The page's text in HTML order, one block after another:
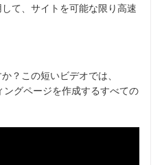
て、サイトを可能な限り高速
？この短いビデオでは、
グページを作成するすべての